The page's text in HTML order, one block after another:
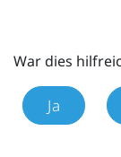
War dies
Ja